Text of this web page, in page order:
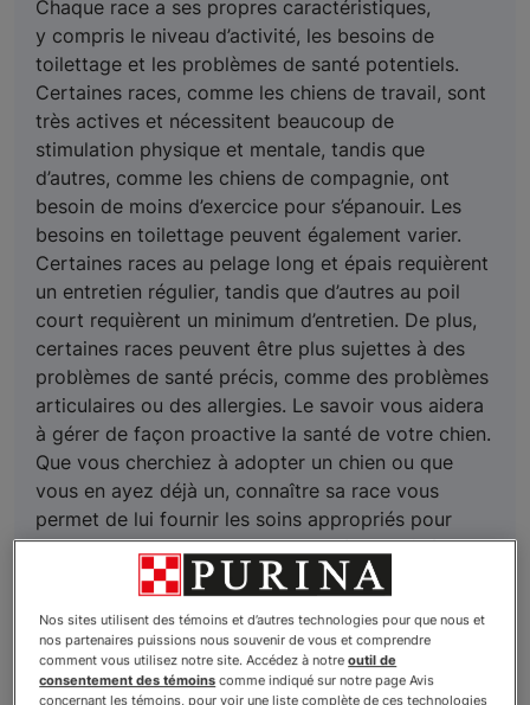
Chaque race a ses propres caractéristiques,
y compris le niveau d’activité, les besoins de
toilettage et les problèmes de santé potentiels.
Certaines races, comme les chiens de travail, sont
très actives et nécessitent beaucoup de
stimulation physique et mentale, tandis que
d’autres, comme les chiens de compagnie, ont
besoin de moins d’exercice pour s’épanouir. Les
besoins en toilettage peuvent également varier.
Certaines races au pelage long et épais requièrent
un entretien régulier, tandis que d’autres au poil
court requièrent un minimum d’entretien. De plus,
certaines races peuvent être plus sujettes à des
problèmes de santé précis, comme des problèmes
articulaires ou des allergies. Le savoir vous aidera
à gérer de façon proactive la santé de votre chien.
Que vous cherchiez à adopter un chien ou que
vous en ayez déjà un, connaître sa race vous
permet de lui fournir les soins appropriés pour
mener une vie longue et heureuse à vos côtés.
Nos sites utilisent des témoins et d’autres technologies pour que nous et
nos partenaires puissions nous souvenir de vous et comprendre
comment vous utilisez notre site. Accédez à notreoutil de
consentement des témoins comme indiqué sur notre page Avis
concernant les témoins, pour voir une liste complète de ces technologies